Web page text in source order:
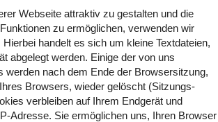
Webseite attraktiv zu gestalten und die
zu ermöglichen, verwenden wir
handelt es sich um kleine Textdateien,
abgelegt werden. Einige der von uns
werden nach dem Ende der Browsersitzung,
Browsers, wieder gelöscht (Sitzungs-
verbleiben auf Ihrem Endgerät und
Adresse. Sie ermöglichen uns, Ihren Browser